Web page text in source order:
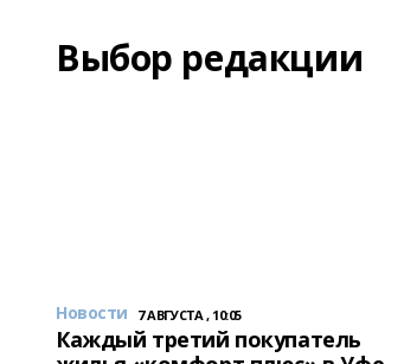
Выбор редакции
Новости 7 АВГУСТА , 10:05
Каждый третий покупатель